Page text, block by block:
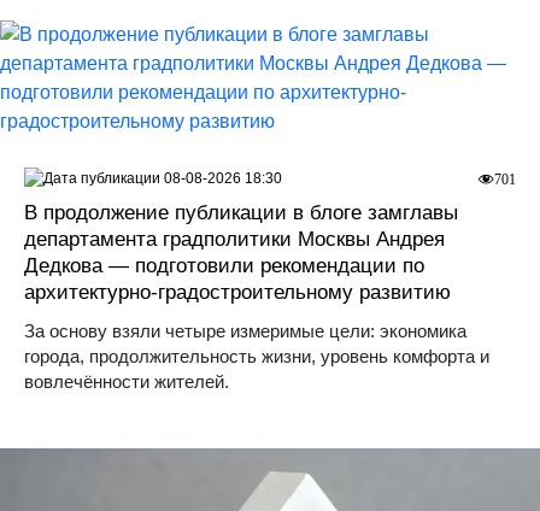
В продолжение публикации в блоге замглавы
департамента градполитики Москвы Андрея
Дедкова — подготовили рекомендации по
архитектурно-градостроительному развитию
За основу взяли четыре измеримые цели: экономика
города, продолжительность жизни, уровень комфорта и
вовлечённости жителей.
701
08-08-2026 18:30